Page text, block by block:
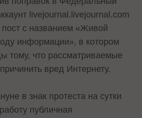
livejournal.livejournal.com
пост с названием «Живой
информации», в котором
тому, что рассматриваемые
вред Интернету.
в знак протеста на сутки
работу публичная